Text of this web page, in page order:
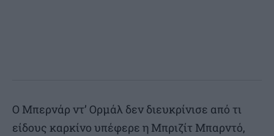
Ο Μπερνάρ ντ’ Ορμάλ δεν διευκρίνισε από τι
είδους καρκίνο υπέφερε η Μπριζίτ Μπαρντό,